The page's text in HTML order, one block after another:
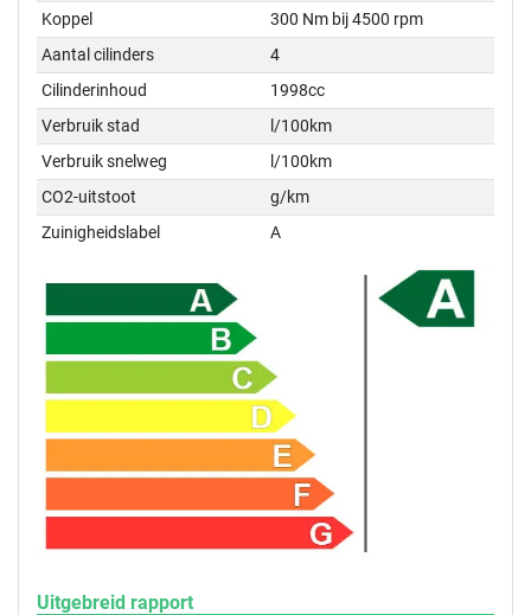
Koppel
300 Nm bij 4500 rpm
Aantal cilinders
4
Cilinderinhoud
1998cc
Verbruik stad
l/100km
Verbruik snelweg
l/100km
CO2-uitstoot
g/km
Zuinigheidslabel
A
Uitgebreid rapport